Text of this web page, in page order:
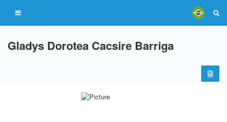
Gladys Dorotea Cacsire Barriga